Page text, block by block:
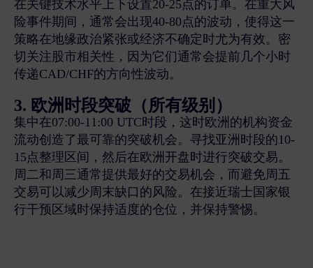
在关键技术水平上下设置20-25点的订单。在重大风
险事件期间，通常会出现40-80点的波动，使得这一
策略在地缘政治紧张或经济不确定时尤为有效。密
切关注股市相关性，因为它们通常会提前几个小时
传递CAD/CHF的方向性波动。
3. 欧洲时段突破（所有级别）
集中在07:00-11:00 UTC时段，这时欧洲的机构资金
流动创造了最可靠的突破机会。寻找亚洲时段的10-
15点整理区间，然后在欧洲开盘时进行突破交易。
周二和周三通常提供最好的交易机会，而避免周五
交易可以减少周末缺口的风险。在接近瑞士国家银
行干预区域时保持适度的仓位，并保持警惕。